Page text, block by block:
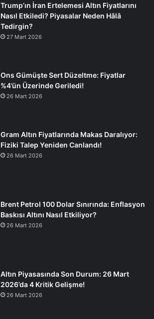
Trump’ın İran Ertelemesi Altın Fiyatlarını
Nasıl Etkiledi? Piyasalar Neden Hâlâ
Tedirgin?
27 Mart 2026
Ons Gümüşte Sert Düzeltme: Fiyatlar
%4’ün Üzerinde Geriledi!
26 Mart 2026
Gram Altın Fiyatlarında Makas Daralıyor:
Fiziki Talep Yeniden Canlandı!
26 Mart 2026
Brent Petrol 100 Dolar Sınırında: Enflasyon
Baskısı Altını Nasıl Etkiliyor?
26 Mart 2026
Altın Piyasasında Son Durum: 26 Mart
2026’da 4 Kritik Gelişme!
26 Mart 2026